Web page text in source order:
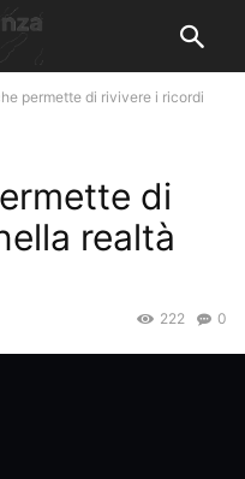
permette di rivivere i ricordi
di
realtà
0
222